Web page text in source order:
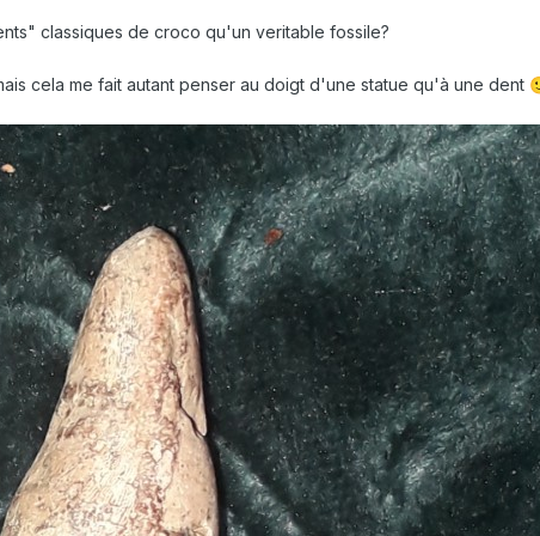
classiques de croco qu'un veritable fossile?
cela me fait autant penser au doigt d'une statue qu'à une dent